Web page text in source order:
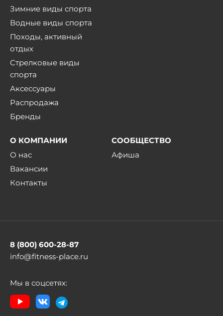
Зимние виды спорта
Водные виды спорта
Походы, активный
отдых
Стрелковые виды
спорта
Аксессуары
Распродажа
Бренды
О КОМПАНИИ
О нас
Вакансии
Контакты
СООБЩЕСТВО
Афиша
8 (800) 600-28-87
info@fitness-place.ru
Мы в соцсетях: